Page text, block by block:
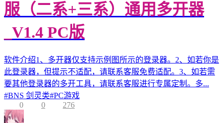
服（二系+三系）通用多开器
_V1.4 PC版
软件介绍1、多开器仅支持示例图所示的登录器。2、如若你是
此登录器，但提示不适配，请联系客服免费适配。3、如若需
要其他登录器的多开工具，请联系客服进行专属定制。多...
#BNS 剑灵类#PC游戏
0
0 276